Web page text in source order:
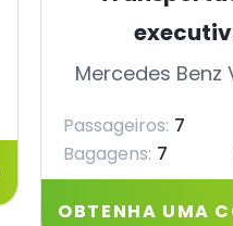
Mercedes Benz
Passageiros: 7
Bagagens: 7
OBTENHA UMA